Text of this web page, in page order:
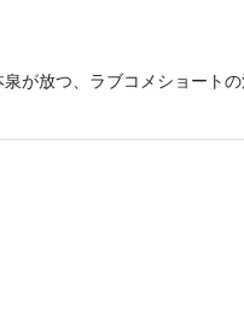
が放つ、ラブコメショートの